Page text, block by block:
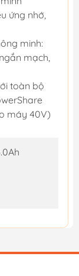
ứng nhớ,
minh:
mạch,
toàn bộ
máy 40V)